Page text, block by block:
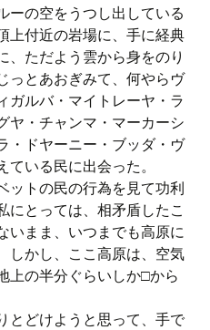
ーの空をうつし出している
上付近の岩場に、手に経典
、ただよう雲から身をのり
っとあおぎみて、何やらヴ
ガルバ・マイトレーヤ・ラ
ヤ・チャンマ・マーカーシ
・ドヤーニー・ブッダ・ヴ
いる民に出会った。
ットの民の行為を見て功利
にとっては、相矛盾したこ
いまま、いつまでも高原に
かし、ここ高原は、空気
上の半分ぐらいしか□から
とどけようと思って、手で